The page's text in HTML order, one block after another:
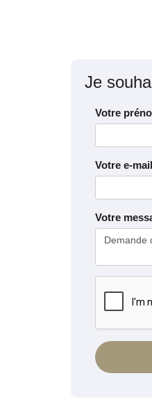
Je
Votre
Votre e-mail
Votre